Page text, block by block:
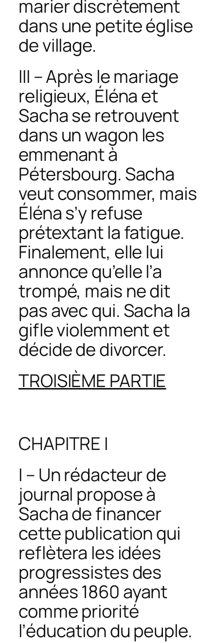
marier discrètement
dans une petite église
de village.
III – Après le mariage
religieux, Éléna et
Sacha se retrouvent
dans un wagon les
emmenant à
Pétersbourg. Sacha
veut consommer, mais
Éléna s’y refuse
prétextant la fatigue.
Finalement, elle lui
annonce qu’elle l’a
trompé, mais ne dit
pas avec qui. Sacha la
gifle violemment et
décide de divorcer.
TROISIÈME PARTIE
CHAPITRE I
I – Un rédacteur de
journal propose à
Sacha de financer
cette publication qui
reflètera les idées
progressistes des
années 1860 ayant
comme priorité
l’éducation du peuple.